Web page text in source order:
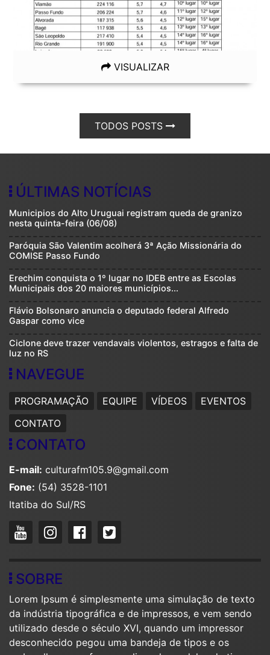
VISUALIZAR
TODOS POSTS
ÚLTIMAS NOTÍCIAS
Municipios do Alto Uruguai registram queda de granizo
nesta quinta-feira (06/08)
Paróquia São Valentim acolherá 3ª Ação Missionária do
COMISE Passo Fundo
Erechim conquista o 1º lugar no IDEB entre as Escolas
Municipais dos 20 maiores municípios...
Flávio Bolsonaro anuncia o deputado federal Alfredo
Gaspar como vice
Ciclone deve trazer vendavais violentos, estragos e falta de
luz no RS
NAVEGUE
PROGRAMAÇÃO EQUIPE VÍDEOS
EVENTOS
CONTATO
CONTATO
E-mail: culturafm105.9@gmail.com
Fone: (54) 3528-1101
Itatiba do Sul/RS
SOBRE
Lorem Ipsum é simplesmente uma simulação de texto
da indústria tipográfica e de impressos, e vem sendo
utilizado desde o século XVI, quando um impressor
desconhecido pegou uma bandeja de tipos e os